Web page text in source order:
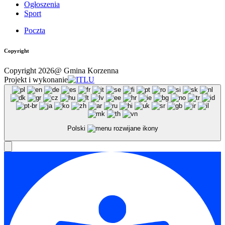
Ogłoszenia
Sport
Poczta
Copyright
Copyright 2026@ Gmina Korzenna
Projekt i wykonanie
Polski